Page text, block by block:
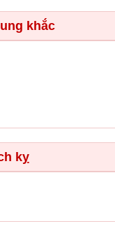
khắc
kỵ